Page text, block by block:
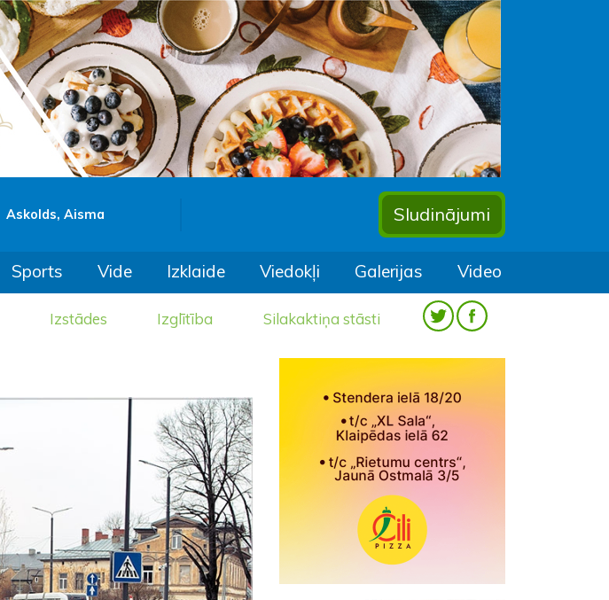
Askolds, Aisma Sludinājumi
Sports Vide Izklaide Viedokļi Galerijas Video
Izstādes Izglītība Silakaktiņa stāsti